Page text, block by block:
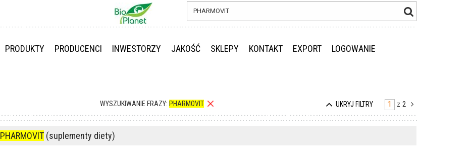
PRODUKTY PRODUCENCI INWESTORZY JAKOŚĆ SKLEPY KONTAKT EXPORT LOGOWANIE
WYSZUKIWANIE FRAZY: PHARMOVIT UKRYJ FILTRY z 2
PHARMOVIT (suplementy diety)